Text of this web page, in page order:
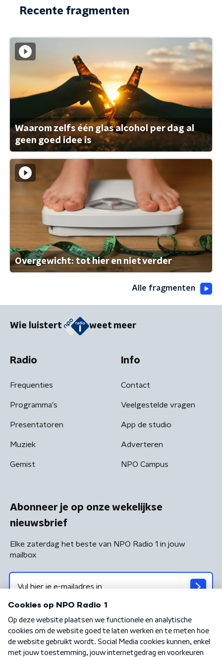
Recente fragmenten
Waarom zelfs één glas alcohol per dag al
geen goed idee is
Overgewicht: tot hier en niet verder
Alle fragmenten
Wie luistert weet meer
Radio
Frequenties
Programma's
Presentatoren
Muziek
Gemist
Info
Contact
Veelgestelde vragen
App de studio
Adverteren
NPO Campus
Abonneer je op onze wekelijkse
nieuwsbrief
Elke zaterdag het beste van NPO Radio 1 in jouw
mailbox
Algemene voorwaarden